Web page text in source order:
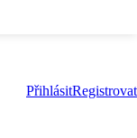
PřihlásitRegistrovat